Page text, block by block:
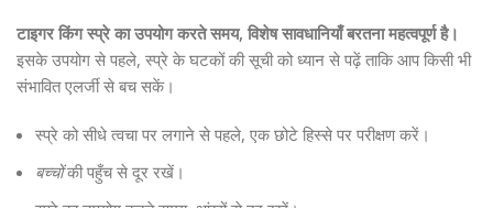
टाइगर किंग स्प्रे का उपयोग करते समय, विशेष सावधानियाँ बरतना महत्वपूर्ण है।
इसके उपयोग से पहले, स्प्रे के घटकों की सूची को ध्यान से पढ़ें ताकि आप किसी भी
संभावित एलर्जी से बच सकें।
स्प्रे को सीधे त्वचा पर लगाने से पहले, एक छोटे हिस्से पर परीक्षण करें।
बच्चोंकी पहुँच से दूर रखें।